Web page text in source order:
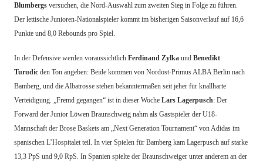
Blumbergs versuchen, die Nord-Auswahl zum zweiten Sieg in Folge zu führen.
Der lettische Junioren-Nationalspieler kommt im bisherigen Saisonverlauf auf 16,6
Punkte und 8,0 Rebounds pro Spiel.
In der Defensive werden voraussichtlich Ferdinand Zylka und Benedikt
Turudic den Ton angeben: Beide kommen von Nordost-Primus ALBA Berlin nach
Bamberg, und die Albatrosse stehen bekanntermaßen seit jeher für knallharte
Verteidigung. „Fremd gegangen“ ist in dieser Woche Lars Lagerpusch: Der
Forward der Junior Löwen Braunschweig nahm als Gastspieler der U18-
Mannschaft der Brose Baskets am „Next Generation Tournament“ von Adidas im
spanischen L’Hospitalet teil. In vier Spielen für Bamberg kam Lagerpusch auf starke
13,3 PpS und 9,0 RpS. In Spanien spielte der Braunschweiger unter anderem an der